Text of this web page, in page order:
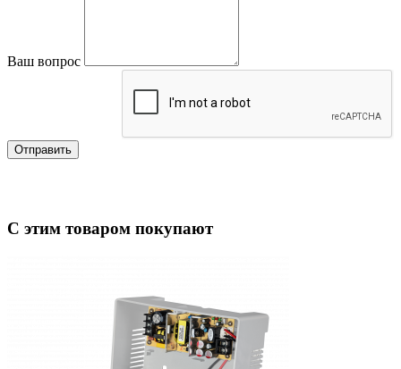
Ваш вопрос
Отправить
С этим товаром покупают